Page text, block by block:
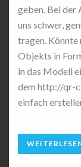
geben. Bei der
uns schwer,
tragen. Könnte
Objekts in
in das Modell
dem http://qr-
einfach